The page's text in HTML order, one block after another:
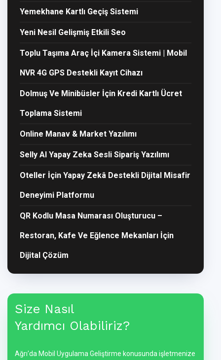
Yemekhane Kartlı Geçiş Sistemi
Yeni Nesil Gelişmiş Etkili Seo
Toplu Taşıma Araç İçi Kamera Sistemi | Mobil
NVR 4G GPS Destekli Kayıt Cihazı
Dolmuş Ve Minibüsler İçin Kredi Kartlı Ücret
Toplama Sistemi
Online Manav & Market Yazılımı
Selly AI Yapay Zeka Sesli Sipariş Yazılımı
Oteller İçin Yapay Zekâ Destekli Dijital Misafir
Deneyimi Platformu
QR Kodlu Masa Numarası Oluşturucu –
Restoran, Kafe Ve Eğlence Mekanları İçin
Dijital Çözüm
Size Nasıl
Yardımcı Olabiliriz?
Ağrı'da Mobil Uygulama Geliştirme konusunda işletmenize